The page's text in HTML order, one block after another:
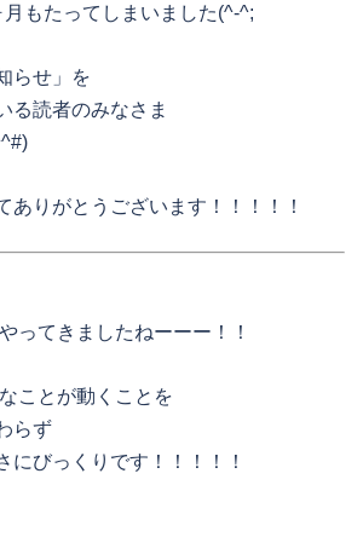
もたってしまいました(^-^;
らせ」を
る読者のみなさま
ありがとうございます！！！！！
ってきましたねーーー！！
ことが動くことを
らず
にびっくりです！！！！！